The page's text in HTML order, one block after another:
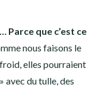
Parce que c’est ce
nous faisons le
elles pourraient
avec du tulle, des